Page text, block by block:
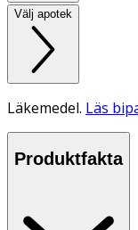
Välj apotek
Läkemedel. Läs
Produktfakta